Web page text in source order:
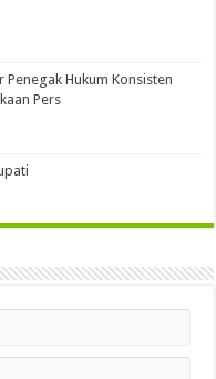
Penegak Hukum Konsisten
Pers